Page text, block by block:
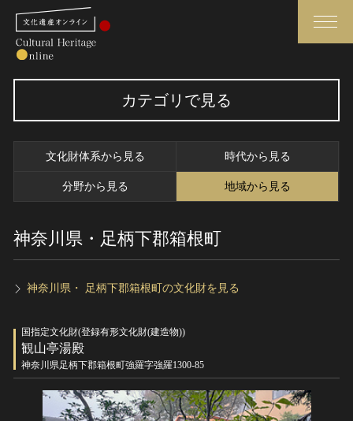
さらに詳細検索
トップ
作品一覧
カテゴリで見る
全国の美術館・博物館
世界遺産
無形文化遺産
媒体資料・関連記事等
博物館、美術館の皆さまへ
文化庁よりご挨拶
お知らせ一覧
ヘルプ
関連サイトリンク
カテゴリで見る
文化財体系から見る 時代から見る
分野から見る 地域から見る
神奈川県・足柄下郡箱根町
神奈川県・ 足柄下郡箱根町の文化財を見る
国指定文化財(登録有形文化財(建造物))
観山亭湯殿
神奈川県足柄下郡箱根町強羅字強羅1300-85